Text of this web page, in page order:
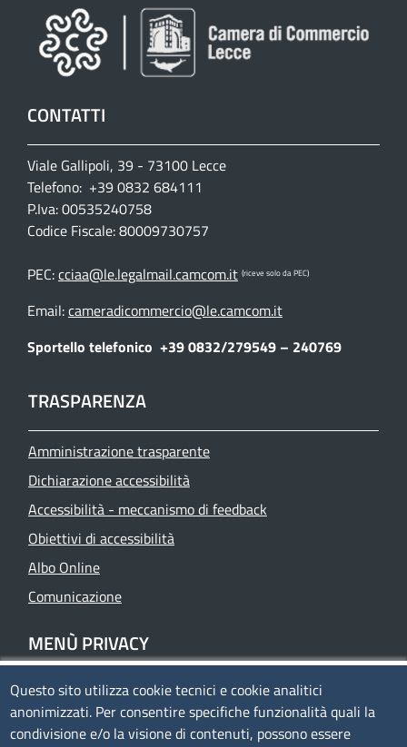
CONTATTI
Viale Gallipoli, 39 - 73100 Lecce
Telefono: +39 0832 684111
P.Iva: 00535240758
Codice Fiscale: 80009730757
PEC:cciaa@le.legalmail.camcom.it (riceve solo da PEC)
Email:cameradicommercio@le.camcom.it
Sportello telefonico +39 0832/279549 – 240769
TRASPARENZA
Amministrazione trasparente
Dichiarazione accessibilità
Accessibilità - meccanismo di feedback
Obiettivi di accessibilità
Albo Online
Comunicazione
MENÙ PRIVACY
Privacy
Cookie policy
Questo sito utilizza cookie tecnici e cookie analitici
anonimizzati. Per consentire specifiche funzionalità quali la
condivisione e/o la visione di contenuti, possono essere